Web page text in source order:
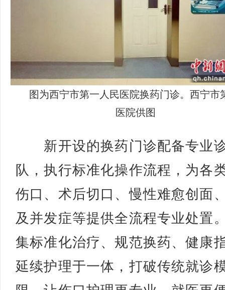
图为西宁市第一人民医院换药门诊。西宁市
医院供图
新开设的换药门诊配备专业
队，执行标准化操作流程，为各
伤口、术后切口、慢性难愈创面
及并发症等提供全流程专业处置
集标准化治疗、规范换药、健康
延续护理于一体，打破传统就诊